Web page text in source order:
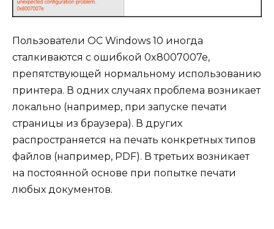
Пользователи ОС Windows 10 иногда
сталкиваются с ошибкой 0x8007007e,
препятствующей нормальному использованию
принтера. В одних случаях проблема возникает
локально (например, при запуске печати
страницы из браузера). В других
распространяется на печать конкретных типов
файлов (например, PDF). В третьих возникает
на постоянной основе при попытке печати
любых документов.